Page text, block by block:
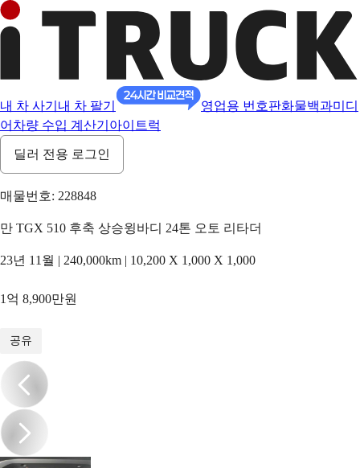
내 차 사기 내 차 팔기 영업용 번호판화물백과미디
어 차량 수입 계산기 아이트럭
딜러 전용 로그인
매물번호: 228848
만 TGX 510 후축 상승윙바디 24톤 오토 리타더
23년 11월 | 240,000km | 10,200 X 1,000 X 1,000
1억 8,900만원
공유
/17